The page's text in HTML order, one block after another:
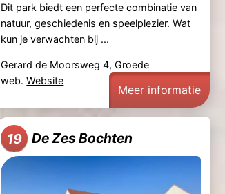
Dit park biedt een perfecte combinatie van
natuur, geschiedenis en speelplezier. Wat
kun je verwachten bij ...
Gerard de Moorsweg 4, Groede
web.Website
Meer informatie
19 De Zes Bochten